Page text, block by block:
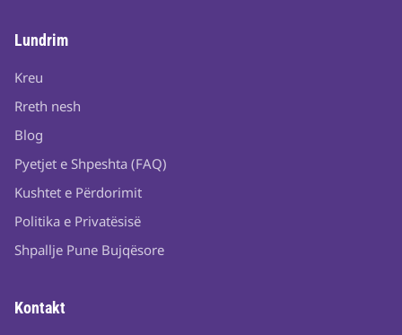
Lundrim
Kreu
Rreth nesh
Blog
Pyetjet e Shpeshta (FAQ)
Kushtet e Përdorimit
Politika e Privatësisë
Shpallje Pune Bujqësore
Kontakt